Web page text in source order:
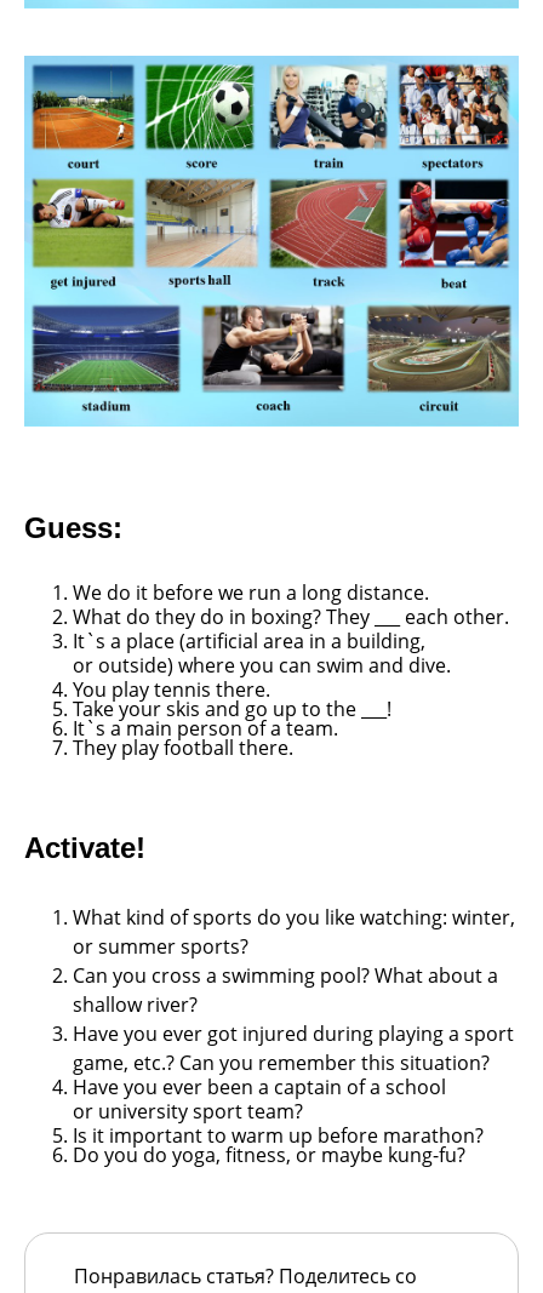
Guess:
We do it before we run a long distance.
What do they do in boxing? They ___ each other.
It`s a place (artificial area in a building,
or outside) where you can swim and dive.
You play tennis there.
Take your skis and go up to the ___!
It`s a main person of a team.
They play football there.
Activate!
What kind of sports do you like watching: winter,
or summer sports?
Can you cross a swimming pool? Whatabout a
shallow river?
Have you ever got injured during playing a sport
game, etc.? Can you remember this situation?
Have you ever been a captain of a school
or university sport team?
Is it important to warm up before marathon?
Do you do yoga, fitness, or maybe kung-fu?
Понравилась статья? Поделитесь со